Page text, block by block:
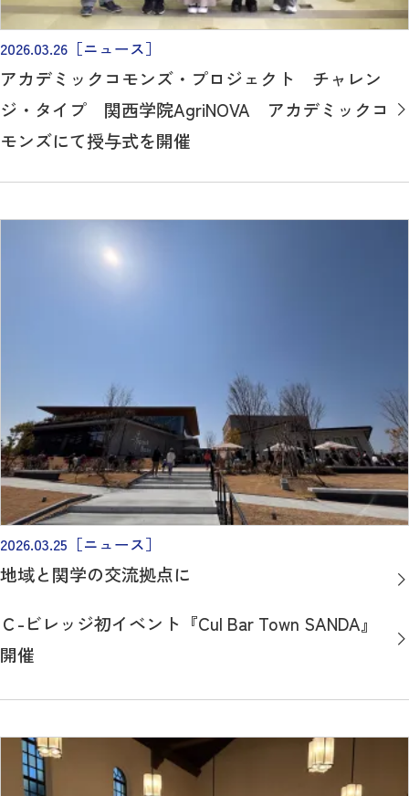
2026.03.26 ［ニュース］
アカデミックコモンズ・プロジェクト チャレン
ジ・タイプ 関西学院AgriNOVA アカデミックコ
モンズにて授与式を開催
2026.03.25 ［ニュース］
地域と関学の交流拠点に
Ｃ-ビレッジ初イベント『Cul Bar Town SANDA』
開催